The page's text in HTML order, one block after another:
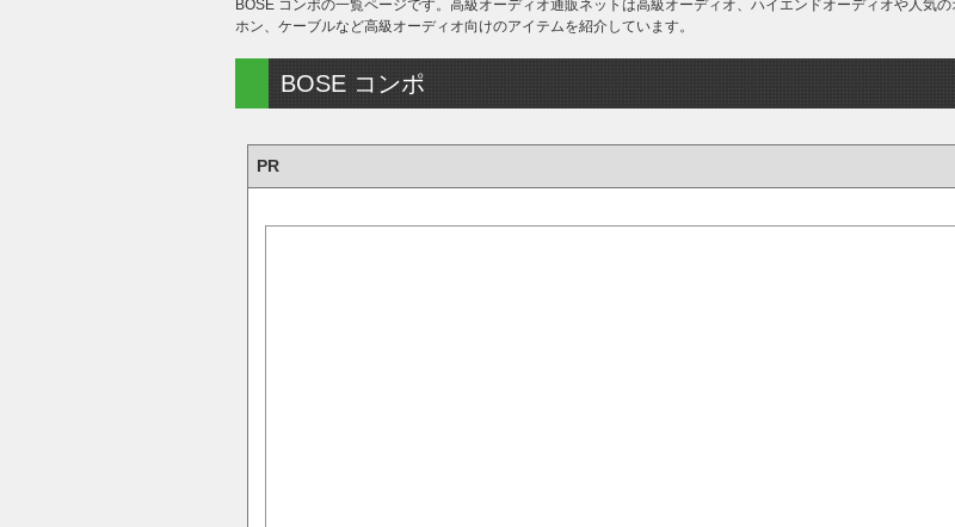
BOSE コンポの一覧ページです。高級オーディオ通販ネットは高級オーディオ、ハイエンドオーディオや人気
ホン、ケーブルなど高級オーディオ向けのアイテムを紹介しています。
BOSE コンポ
PR